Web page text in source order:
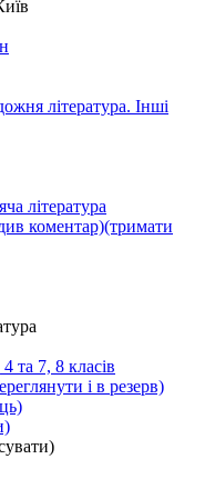
література. Інші
література
коментар)(тримати
та 7, 8 класів
і в резерв)